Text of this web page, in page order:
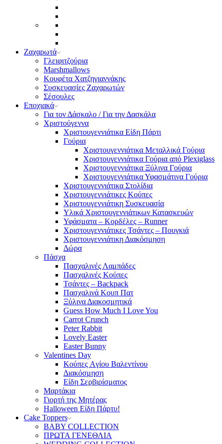
Ζαχαρωτά
Γλειφιτζούρια
Marshmallows
Κουφέτα Χατζηγιαννάκης
Συσκευασίες Ζαχαρωτών
Σέσουλες
Εποχιακά
Για τον Δάσκαλο / Για την Δασκάλα
Χριστούγεννα
Χριστουγεννιάτικα Είδη Πάρτι
Γούρια
Χριστουγεννιάτικα Μεταλλικά Γούρια
Χριστουγεννιάτικα Γούρια από Plexiglass
Χριστουγεννιάτικα Ξύλινα Γούρια
Χριστουγεννιάτικα Υφασμάτινα Γούρια
Χριστουγεννιάτικα Στολίδια
Χριστουγεννιάτικες Κούπες
Χριστουγεννιάτικη Συσκευασία
Υλικά Χριστουγεννιάτικων Κατασκευών
Υφάσματα – Κορδέλες – Runner
Χριστουγεννιάτικες Τσάντες – Πουγκιά
Χριστουγεννιάτικη Διακόσμηση
Δώρα
Πάσχα
Πασχαλινές Λαμπάδες
Πασχαλινές Κούπες
Τσάντες – Backpack
Πασχαλινά Κουπ Πατ
Ξύλινα Διακοσμητικά
Guess How Much I Love You
Carrot Crunch
Peter Rabbit
Lovely Easter
Easter Bunny
Valentines Day
Κούπες Aγίου Βαλεντίνου
Διακόσμηση
Είδη Σερβιρίσματος
Μαρτάκια
Γιορτή της Μητέρας
Halloween Είδη Πάρτυ!
Cake Toppers
BABY COLLECTION
ΠΡΩΤΑ ΓΕΝΕΘΛΙΑ